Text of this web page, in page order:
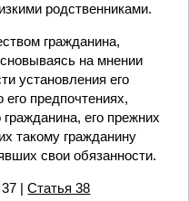
родственниками.
гражданина,
на мнении
установления его
предпочтениях,
его прежних
такому гражданину
свои обязанности.
37 |Статья 38